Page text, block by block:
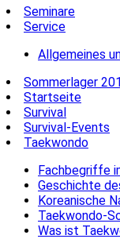
Seminare
Service
Allgemeines
Sommerlager
Startseite
Survival
Survival-Events
Taekwondo
Fachbegriffe
Geschichte
Koreanische
Taekwondo-
Was ist